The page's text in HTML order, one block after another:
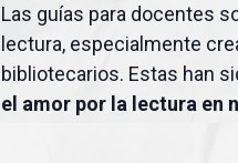
Las guías para docentes
lectura, especialmente
bibliotecarios. Estas han
el amor por la lectura en